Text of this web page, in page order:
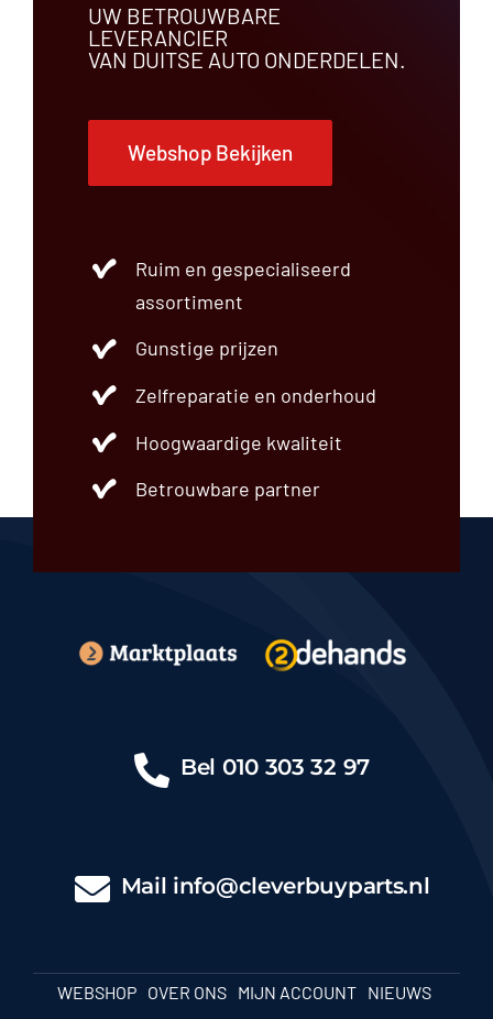
UW BETROUWBARE
LEVERANCIER
VAN DUITSE AUTO ONDERDELEN.
Webshop Bekijken
Ruim en gespecialiseerd
assortiment
Gunstige prijzen
Zelfreparatie en onderhoud
Hoogwaardige kwaliteit
Betrouwbare partner
Bel 010 303 32 97
Mail info@cleverbuyparts.nl
WEBSHOP OVER ONS MIJN ACCOUNT
NIEUWS